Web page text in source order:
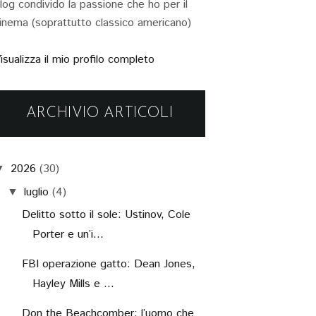
condivido la passione che ho per il
(soprattutto classico americano)
il mio profilo completo
ARCHIVIO ARTICOLI
2026 (30)
▼ luglio (4)
Delitto sotto il sole: Ustinov, Cole
Porter e un’i...
FBI operazione gatto: Dean Jones,
Hayley Mills e ...